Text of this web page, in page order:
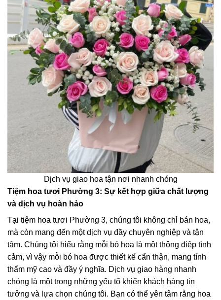
Dịch vụ giao hoa tận nơi nhanh chóng
Tiệm hoa tươi Phường 3: Sự kết hợp giữa chất lượng
và dịch vụ hoàn hảo
Tại tiệm hoa tươi Phường 3, chúng tôi không chỉ bán hoa,
mà còn mang đến một dịch vụ đầy chuyên nghiệp và tận
tâm. Chúng tôi hiểu rằng mỗi bó hoa là một thông điệp tình
cảm, vì vậy mỗi bó hoa được thiết kế cẩn thận, mang tính
thẩm mỹ cao và đầy ý nghĩa. Dịch vụ giao hàng nhanh
chóng là một trong những yếu tố khiến khách hàng tin
tưởng và lựa chọn chúng tôi. Bạn có thể yên tâm rằng hoa